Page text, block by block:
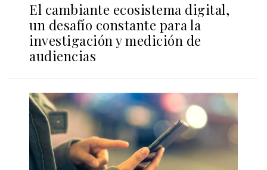
El cambiante ecosistema digital,
un desafío constante para la
investigación y medición de
audiencias